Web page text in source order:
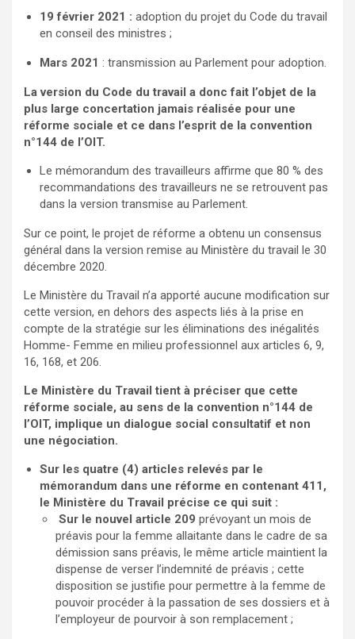
19 février 2021 : adoption du projet du Code du travail
en conseil des ministres ;
Mars 2021 : transmission au Parlement pour adoption.
La version du Code du travail a donc fait l’objet de la
plus large concertation jamais réalisée pour une
réforme sociale et ce dans l’esprit de la convention
n°144 de l’OIT.
Le mémorandum des travailleurs affirme que 80 % des
recommandations des travailleurs ne se retrouvent pas
dans la version transmise au Parlement.
Sur ce point, le projet de réforme a obtenu un consensus
général dans la version remise au Ministère du travail le 30
décembre 2020.
Le Ministère du Travail n’a apporté aucune modification sur
cette version, en dehors des aspects liés à la prise en
compte de la stratégie sur les éliminations des inégalités
Homme- Femme en milieu professionnel aux articles 6, 9,
16, 168, et 206.
Le Ministère du Travail tient à préciser que cette
réforme sociale, au sens de la convention n°144 de
l’OIT, implique un dialogue social consultatif et non
une négociation.
Sur les quatre (4) articles relevés par le
mémorandum dans une réforme en contenant 411,
le Ministère du Travail précise ce qui suit :
Sur le nouvel article 209 prévoyant un mois de
préavis pour la femme allaitante dans le cadre de sa
démission sans préavis, le même article maintient la
dispense de verser l’indemnité de préavis ; cette
disposition se justifie pour permettre à la femme de
pouvoir procéder à la passation de ses dossiers et à
l’employeur de pourvoir à son remplacement ;